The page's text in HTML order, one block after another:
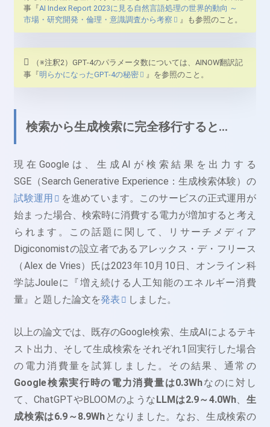
事『AI Index Report 2023に見る自然言語処理の世界的動向 ～
市場・研究開発・倫理・意識調査から考察
』も参照のこと。
（※注釈2）GPT-4のパラメータ数については、AINOW翻訳記
事『明らかになったGPT-4の秘密 』を参照のこと。
検索から生成検索に完全移行すると…
現在Googleは、生成AIが検索結果を出力する
SGE（Search Generative Experience：生成検索体験）の
試験運用
を進めています。このサービスの正式運用が
始まった場合、検索時に消費する電力が増加すると考え
られます。この話題に関して、リサーチメディア
Digiconomistの設立者であるアレックス・デ・フリース
（Alex de Vries）氏は2023年10月10日、オンライン科
学誌Jouleに『増え続ける人工知能のエネルギー消費
量』と題した論文を発表 しました。
以上の論文では、既存のGoogle検索、生成AIによるテキ
スト出力、そして生成検索をそれぞれ1回実行した場合
の電力消費量を試算しました。その結果、通常の
Google検索実行時の電力消費量は0.3Whなのに対し
て、ChatGPTやBLOOMのようなLLMは2.9～4.0Wh、 生
成検索は6.9～8.9Wh となりました。なお、生成検索の